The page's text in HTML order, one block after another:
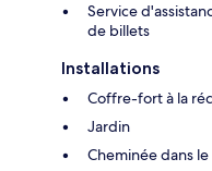
Service
de billets
Installations
Coffre-fort à la
Jardin
Cheminée dans le